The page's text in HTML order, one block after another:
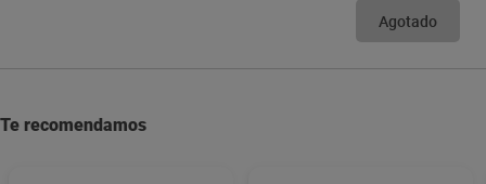
Agotado
Te recomendamos